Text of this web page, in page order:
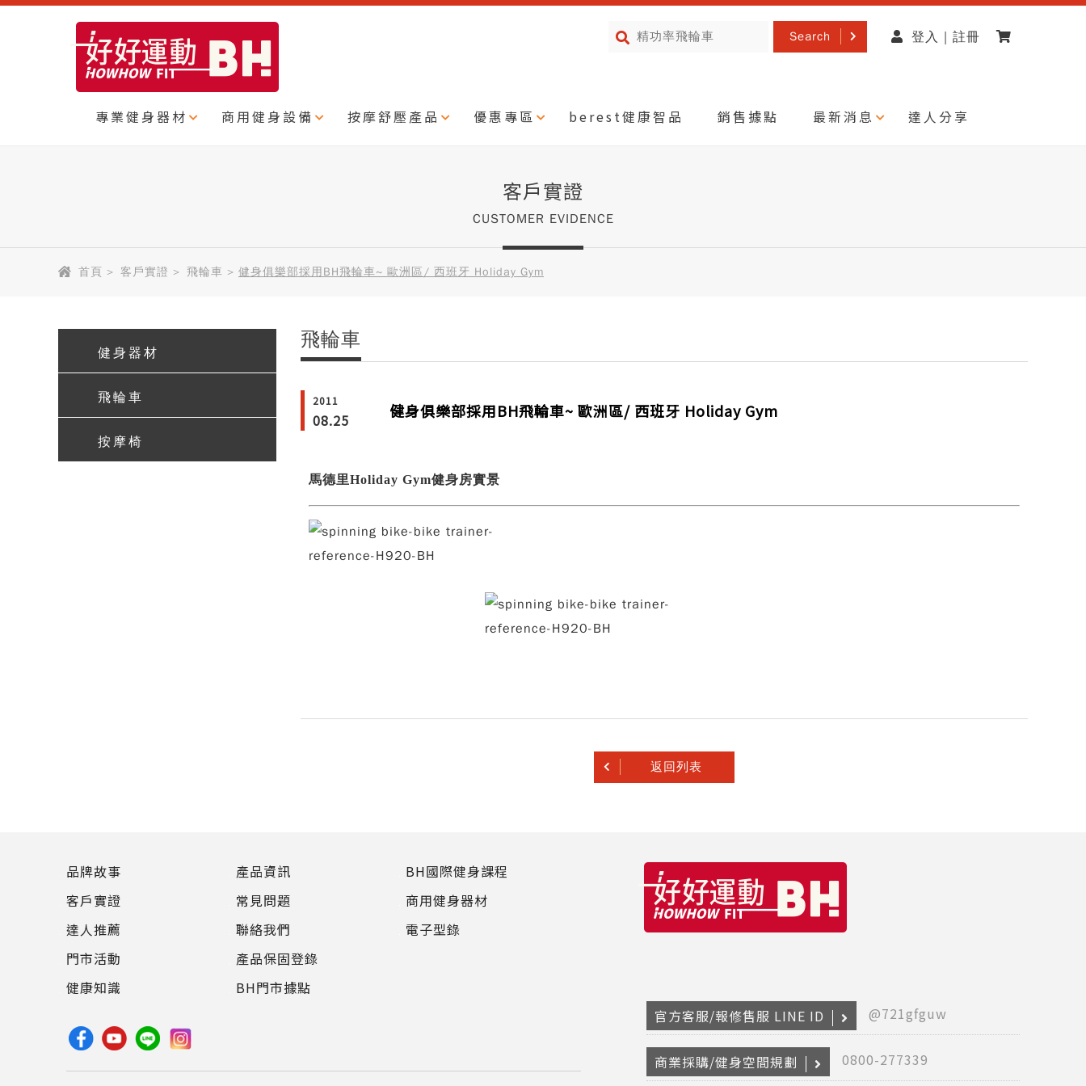
Search 登入 | 註冊
專業健身器材 商用健身設備 按摩舒壓產品 優惠專區 berest健康智品 銷售據點 最新消息 達人分享
客戶實證
CUSTOMER EVIDENCE
首頁 > 客戶實證 > 飛輪車 > 健身俱樂部採用BH飛輪車~ 歐洲區/ 西班牙 Holiday Gym
健身器材
飛輪車
按摩椅
飛輪車
2011
08.25 健身俱樂部採用BH飛輪車~ 歐洲區/ 西班牙 Holiday Gym
馬德里Holiday Gym健身房實景
返回列表
品牌故事
客戶實證
達人推薦
門市活動
健康知識
產品資訊
常見問題
聯絡我們
產品保固登錄
BH門市據點
BH國際健身課程
商用健身器材
電子型錄
官方客服/報修售服 LINE ID @721gfguw
商業採購/健身空間規劃 0800-277339